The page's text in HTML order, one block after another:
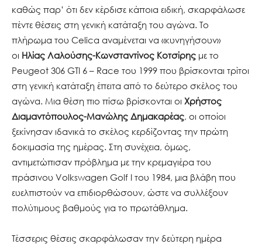
καθώς παρ’ ότι δεν κέρδισε κάποια ειδική, σκαρφάλωσε
πέντε θέσεις στη γενική κατάταξη του αγώνα. Το
πλήρωμα του Celica αναμένεται να «κυνηγήσουν»
οι Ηλίας Λαλούσης-Κωνσταντίνος Κοτσίρης με το
Peugeot 306 GTI 6 – Race του 1999 που βρίσκονται τρίτοι
στη γενική κατάταξη έπειτα από το δεύτερο σκέλος του
αγώνα. Μια θέση πιο πίσω βρίσκονται οι Χρήστος
Διαμαντόπουλος-Μανώλης Δημακαρέας, οι οποίοι
ξεκίνησαν ιδανικά το σκέλος κερδίζοντας την πρώτη
δοκιμασία της ημέρας. Στη συνέχεια, όμως,
αντιμετώπισαν πρόβλημα με την κρεμαγιέρα του
πράσινου Volkswagen Golf I του 1984, μια βλάβη που
ευελπιστούν να επιδιορθώσουν, ώστε να συλλέξουν
πολύτιμους βαθμούς για το πρωτάθλημα.
Τέσσερις θέσεις σκαρφάλωσαν την δεύτερη ημέρα